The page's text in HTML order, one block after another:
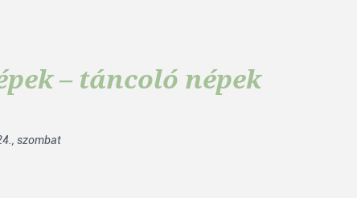
– táncoló népek
szombat